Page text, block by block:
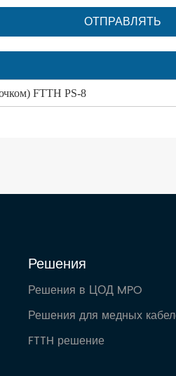
FTTH PS-8
Решения
Решения в ЦОД MPO
Решения для медных
FTTH решение